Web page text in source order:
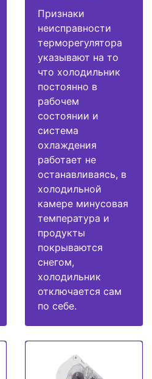
Признаки
неисправности
терморегулятора
указывают на то
что холодильник
постоянно в
рабочем
состоянии и
система
охлаждения
работает не
останавливаясь, в
холодильной
камере минусовая
температура и
продукты
покрываются
снегом,
холодильник
отключается сам
по себе.